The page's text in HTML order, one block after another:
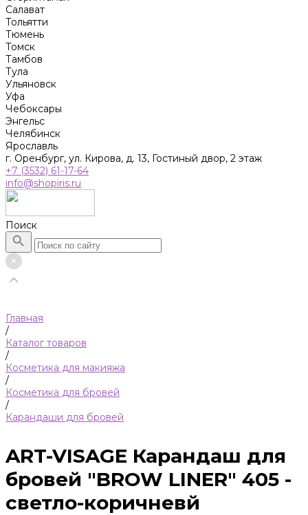
Салават
Тольятти
Тюмень
Томск
Тамбов
Тула
Ульяновск
Уфа
Чебоксары
Энгельс
Челябинск
Ярославль
г. Оренбург, ул. Кирова, д. 13, Гостиный двор, 2 этаж
+7 (3532) 61-17-64
info@shopiris.ru
Поиск
Главная
/
Каталог товаров
/
Косметика для макияжа
/
Косметика для бровей
/
Карандаши для бровей
ART-VISAGE Карандаш для
бровей "BROW LINER" 405 -
светло-коричневй